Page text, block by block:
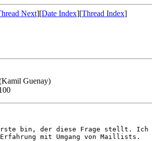
Next][Date Index][Thread Index]
Guenay)
bin, der diese Frage stellt.
mit Umgang von Maillists.